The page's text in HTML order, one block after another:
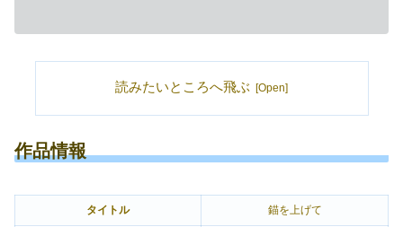
読みたいところへ飛ぶ
作品情報
タイトル 錨を上げて